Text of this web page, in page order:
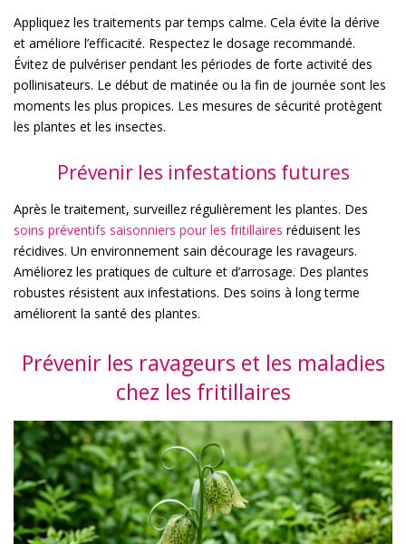
Appliquez les traitements par temps calme. Cela évite la dérive
et améliore l’efficacité. Respectez le dosage recommandé.
Évitez de pulvériser pendant les périodes de forte activité des
pollinisateurs. Le début de matinée ou la fin de journée sont les
moments les plus propices. Les mesures de sécurité protègent
les plantes et les insectes.
Prévenir les infestations futures
Après le traitement, surveillez régulièrement les plantes. Des
soins préventifs saisonniers pour les fritillaires réduisent les
récidives. Un environnement sain décourage les ravageurs.
Améliorez les pratiques de culture et d’arrosage. Des plantes
robustes résistent aux infestations. Des soins à long terme
améliorent la santé des plantes.
Prévenir les ravageurs et les maladies
chez les fritillaires